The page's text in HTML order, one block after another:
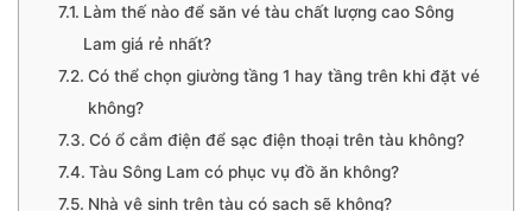
Làm thế nào để săn vé tàu chất lượng cao Sông
Lam giá rẻ nhất?
Có thể chọn giường tầng 1 hay tầng trên khi đặt vé
không?
Có ổ cắm điện để sạc điện thoại trên tàu không?
Tàu Sông Lam có phục vụ đồ ăn không?
Nhà vệ sinh trên tàu có sạch sẽ không?